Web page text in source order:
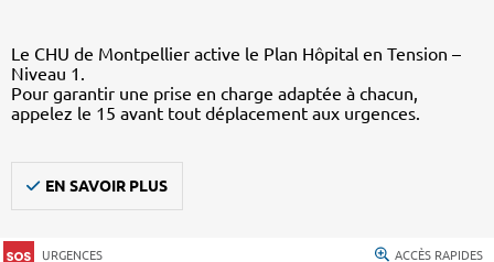
Le CHU de Montpellier active le Plan Hôpital en Tension –
Niveau 1.
Pour garantir une prise en charge adaptée à chacun,
appelez le 15 avant tout déplacement aux urgences.
EN SAVOIR PLUS
URGENCES ACCÈS RAPIDES